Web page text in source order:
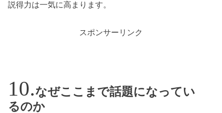
説得力は一気に高まります。
スポンサーリンク
なぜここまで話題になってい
るのか